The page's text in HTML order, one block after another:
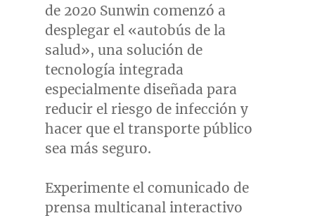
de 2020 Sunwin comenzó a
desplegar el «autobús de la
salud», una solución de
tecnología integrada
especialmente diseñada para
reducir el riesgo de infección y
hacer que el transporte público
sea más seguro.
Experimente el comunicado de
prensa multicanal interactivo